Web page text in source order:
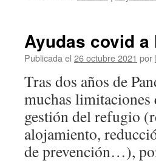
Ayudas covid a
Publicada el 26 octubre 2021 por
Tras dos años de
muchas limitaciones
gestión del refugio
alojamiento,
de prevención…),